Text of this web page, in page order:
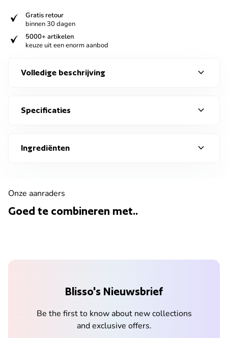
verified
Gratis retour
binnen 30 dagen
verified
5000+ artikelen
keuze uit een enorm aanbod
Volledige beschrijving expand_more
Specificaties expand_more
Ingrediënten expand_more
Onze aanraders
Goed te combineren met..
Blisso's Nieuwsbrief
Be the first to know about new collections
and exclusive offers.